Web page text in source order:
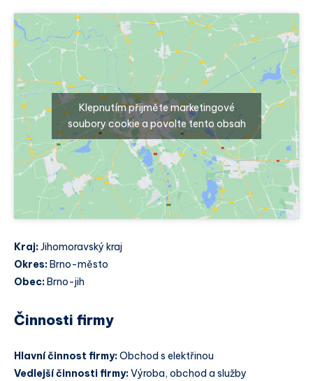
Klepnutím přijměte marketingové
soubory cookie a povolte tento obsah
Kraj:Jihomoravský kraj
Okres: Brno-město
Obec: Brno-jih
Činnosti firmy
Hlavní činnost firmy:Obchod s elektřinou
Vedlejší činnosti firmy:Výroba, obchod a služby